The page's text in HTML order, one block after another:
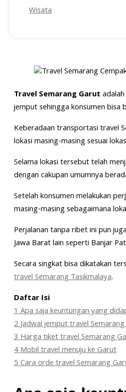
Wisata
Travel Semarang Garut
jemput sehingga konsumen bisa
Keberadaan transportasi travel
lokasi masing-masing sesuai
Selama lokasi tersebut telah
dengan cakupan umumnya
Setelah konsumen melakukan
masing-masing sebagaimana
Perjalanan tanpa ribet ini pun
Jawa Barat lain seperti Banjar
Secara singkat bisa dikatakan
travel Semarang Tasikmalaya.
Daftar Isi
1Apa saja keuntungan yang
2Jadwal jemput travel
3Harga tiket travel Semarang
4Mobil travel menuju ke Garut
5Cara orde travel Semarang